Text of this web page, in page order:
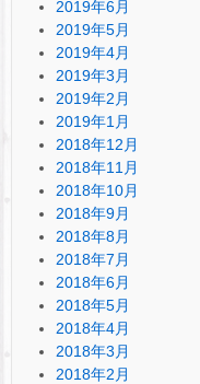
2019年6月
2019年5月
2019年4月
2019年3月
2019年2月
2019年1月
2018年12月
2018年11月
2018年10月
2018年9月
2018年8月
2018年7月
2018年6月
2018年5月
2018年4月
2018年3月
2018年2月